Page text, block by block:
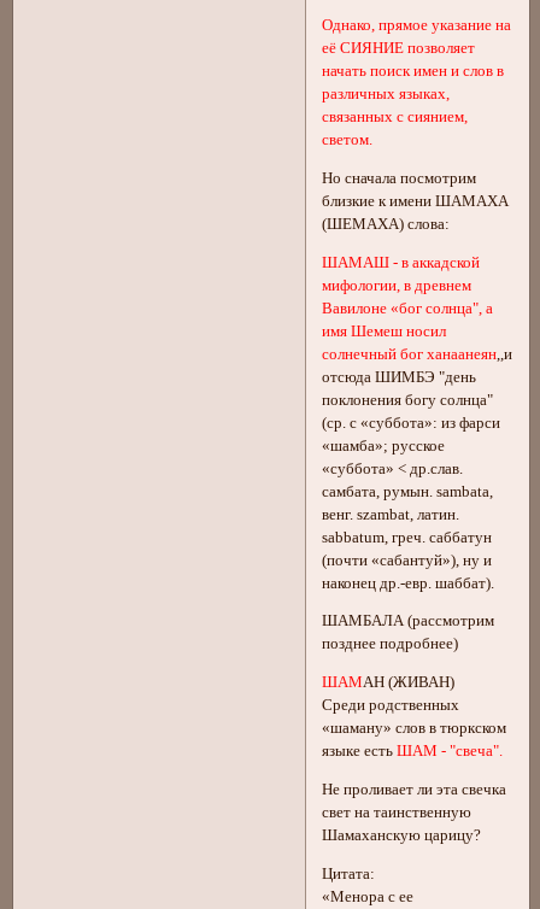
Однако, прямое указание на
её СИЯНИЕ позволяет
начать поиск имен и слов в
различных языках,
связанных с сиянием,
светом.
Но сначала посмотрим
близкие к имени ШАМАХА
(ШЕМАХА) слова:
ШАМАШ - в аккадской
мифологии, в древнем
Вавилоне «бог солнца", а
имя Шемеш носил
солнечный бог ханаанеян ,,и
отсюда ШИМБЭ "день
поклонения богу солнца"
(ср. с «суббота»: из фарси
«шaмба»; русское
«суббота» < др.слав.
самбата, румын. sambata,
венг. szambat, латин.
sabbatum, греч. саббатун
(почти «сабантуй»), ну и
наконец др.-евр. шаббат).
ШАМБАЛА (рассмотрим
позднее подробнее)
ШАМАН (ЖИВАН)
Среди родственных
«шаману» слов в тюркском
языке естьШАМ - "свеча".
Не проливает ли эта свечка
свет на таинственную
Шамаханскую царицу?
Цитата:
«Менора с ее